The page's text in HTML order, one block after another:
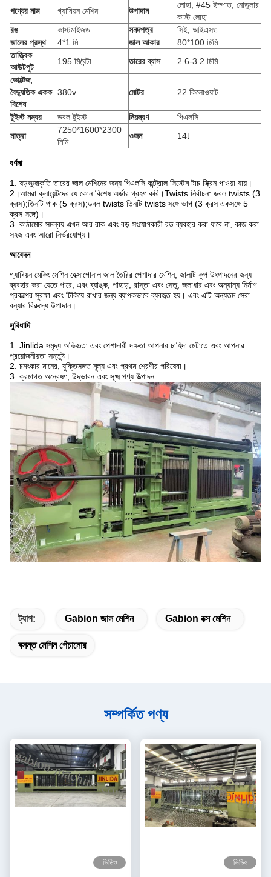
পণ্যের নাম গ্যাবিয়ন মেশিন উপাদান
লোহা, #45 ইস্পাত, নোডুলার
কাস্ট লোহা
রঙ
কাস্টমাইজড সনদপত্র
সিই, আইএসও
জালের প্রস্থ
4*1 মি জাল আকার
80*100 মিমি
তাত্ত্বিক
আউটপুট
195 মি/ঘন্টা তারের ব্যাস
2.6-3.2 মিমি
ভোল্টেজ,
বৈদ্যুতিক একক
বিশেষ
380v মোটর 22 কিলোওয়াট
টুইস্ট নম্বর ডবল টুইস্ট নিয়ন্ত্রণ
পিএলসি
মাত্রা
7250*1600*2300
মিমি
ওজন 14t
বর্ণনা
1. ষড়ভুজাকৃতি তারের জাল মেশিনের জন্য পিএলসি কন্ট্রোল সিস্টেম টাচ স্ক্রিন পাওয়া যায়।
2।আমরা ক্লায়েন্টদের যে কোন বিশেষ অর্ডার গ্রহণ করি।Twists নির্বাচন: ডবল twists (3
ক্রস);তিনটি পাক (5 ক্রস);ডবল twists তিনটি twists সঙ্গে ভাগ (3 ক্রস একসঙ্গে 5
ক্রস সঙ্গে)।
3. কাঠামোর সমন্বয় এখন আর রাক এবং বড় সংযোগকারী রড ব্যবহার করা যাবে না, কাজ করা
সহজ এবং আরো নির্ভরযোগ্য।
আবেদন
গ্যাবিয়ন মেকিং মেশিন হেক্সাগোনাল জাল তৈরির পেশাদার মেশিন, জালটি কুপ উৎপাদনের জন্য
ব্যবহার করা যেতে পারে, এবং ব্যাঙ্ক, পাহাড়, রাস্তা এবং সেতু, জলাধার এবং অন্যান্য নির্মাণ
প্রকল্পের সুরক্ষা এবং টিকিয়ে রাখার জন্য ব্যাপকভাবে ব্যবহৃত হয়। এবং এটি অন্যতম সেরা
বন্যার বিরুদ্ধে উপাদান।
সুবিধাদি
1. Jinlida সমৃদ্ধ অভিজ্ঞতা এবং পেশাদারী দক্ষতা আপনার চাহিদা মেটাতে এবং আপনার
প্রয়োজনীয়তা সন্তুষ্ট।
2. চমৎকার মানের, যুক্তিসঙ্গত মূল্য এবং প্রথম শ্রেণীর পরিষেবা।
3. ক্রমাগত অন্বেষণ, উদ্ভাবন এবং সূক্ষ্ম পণ্য উত্পাদন
ট্যাগ: Gabion জাল মেশিন Gabion বক্স মেশিন
বসন্ত মেশিন পেঁচানোর
সম্পর্কিত পণ্য
ভিডিও ভিডিও